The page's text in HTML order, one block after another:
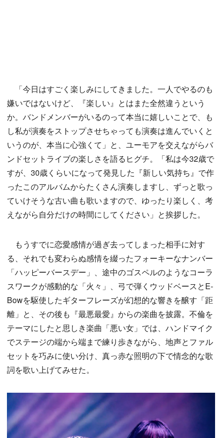
「今日はすごく楽しみにしてきました。一人でやるのも
嫌いではないけど、『楽しい』とはまた全然違うという
か。バンドメンバーがいるのって本当に嬉しいことで、も
し私が演奏をストップさせちゃっても演奏は進んでいくと
いうのが、本当に心強くて」と、ユーモアを交えながらバ
ンドセットライブの楽しさを語るヒグチ。「私は今32歳で
すが、30歳くらいになって発見した『新しい気持ち』で作
ったこのアルバムからたくさん演奏しますし、ずっと歌っ
ていけそうな古い曲も歌いますので、ゆったり楽しく、考
えながら自分だけの時間にしてください」と挨拶した。
もうすでに恋愛感情が過ぎ去ってしまった相手に対す
る、それでも変わらぬ感情を綴ったフォーキーなナンバー
「ハッピーバースデー」、途中のゴスペルのようなコーラ
スワークが感動的な「火々」、弓で弾くウッドベースとE-
Bowを駆使したギターフレーズが幻想的な響きを醸す「距
離」と、その後も『最悪最愛』からの楽曲を披露。不倫を
テーマにしたと思しき楽曲「悪い女」では、ハンドマイク
でステージの端から端まで練り歩きながら、地声とファル
セットを巧みに使い分け、真っ赤な照明の下で情念的な歌
詞を歌い上げてみせた。